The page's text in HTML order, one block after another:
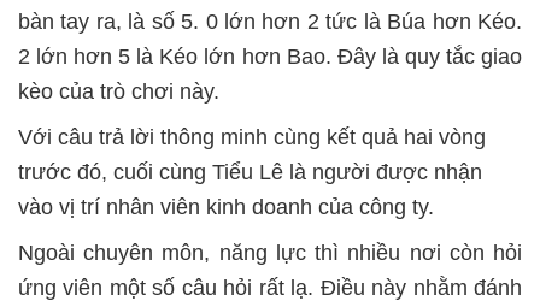
bàn tay ra, là số 5. 0 lớn hơn 2 tức là Búa hơn Kéo.
2 lớn hơn 5 là Kéo lớn hơn Bao. Đây là quy tắc giao
kèo của trò chơi này.
Với câu trả lời thông minh cùng kết quả hai vòng
trước đó, cuối cùng Tiểu Lê là người được nhận
vào vị trí nhân viên kinh doanh của công ty.
Ngoài chuyên môn, năng lực thì nhiều nơi còn hỏi
ứng viên một số câu hỏi rất lạ. Điều này nhằm đánh